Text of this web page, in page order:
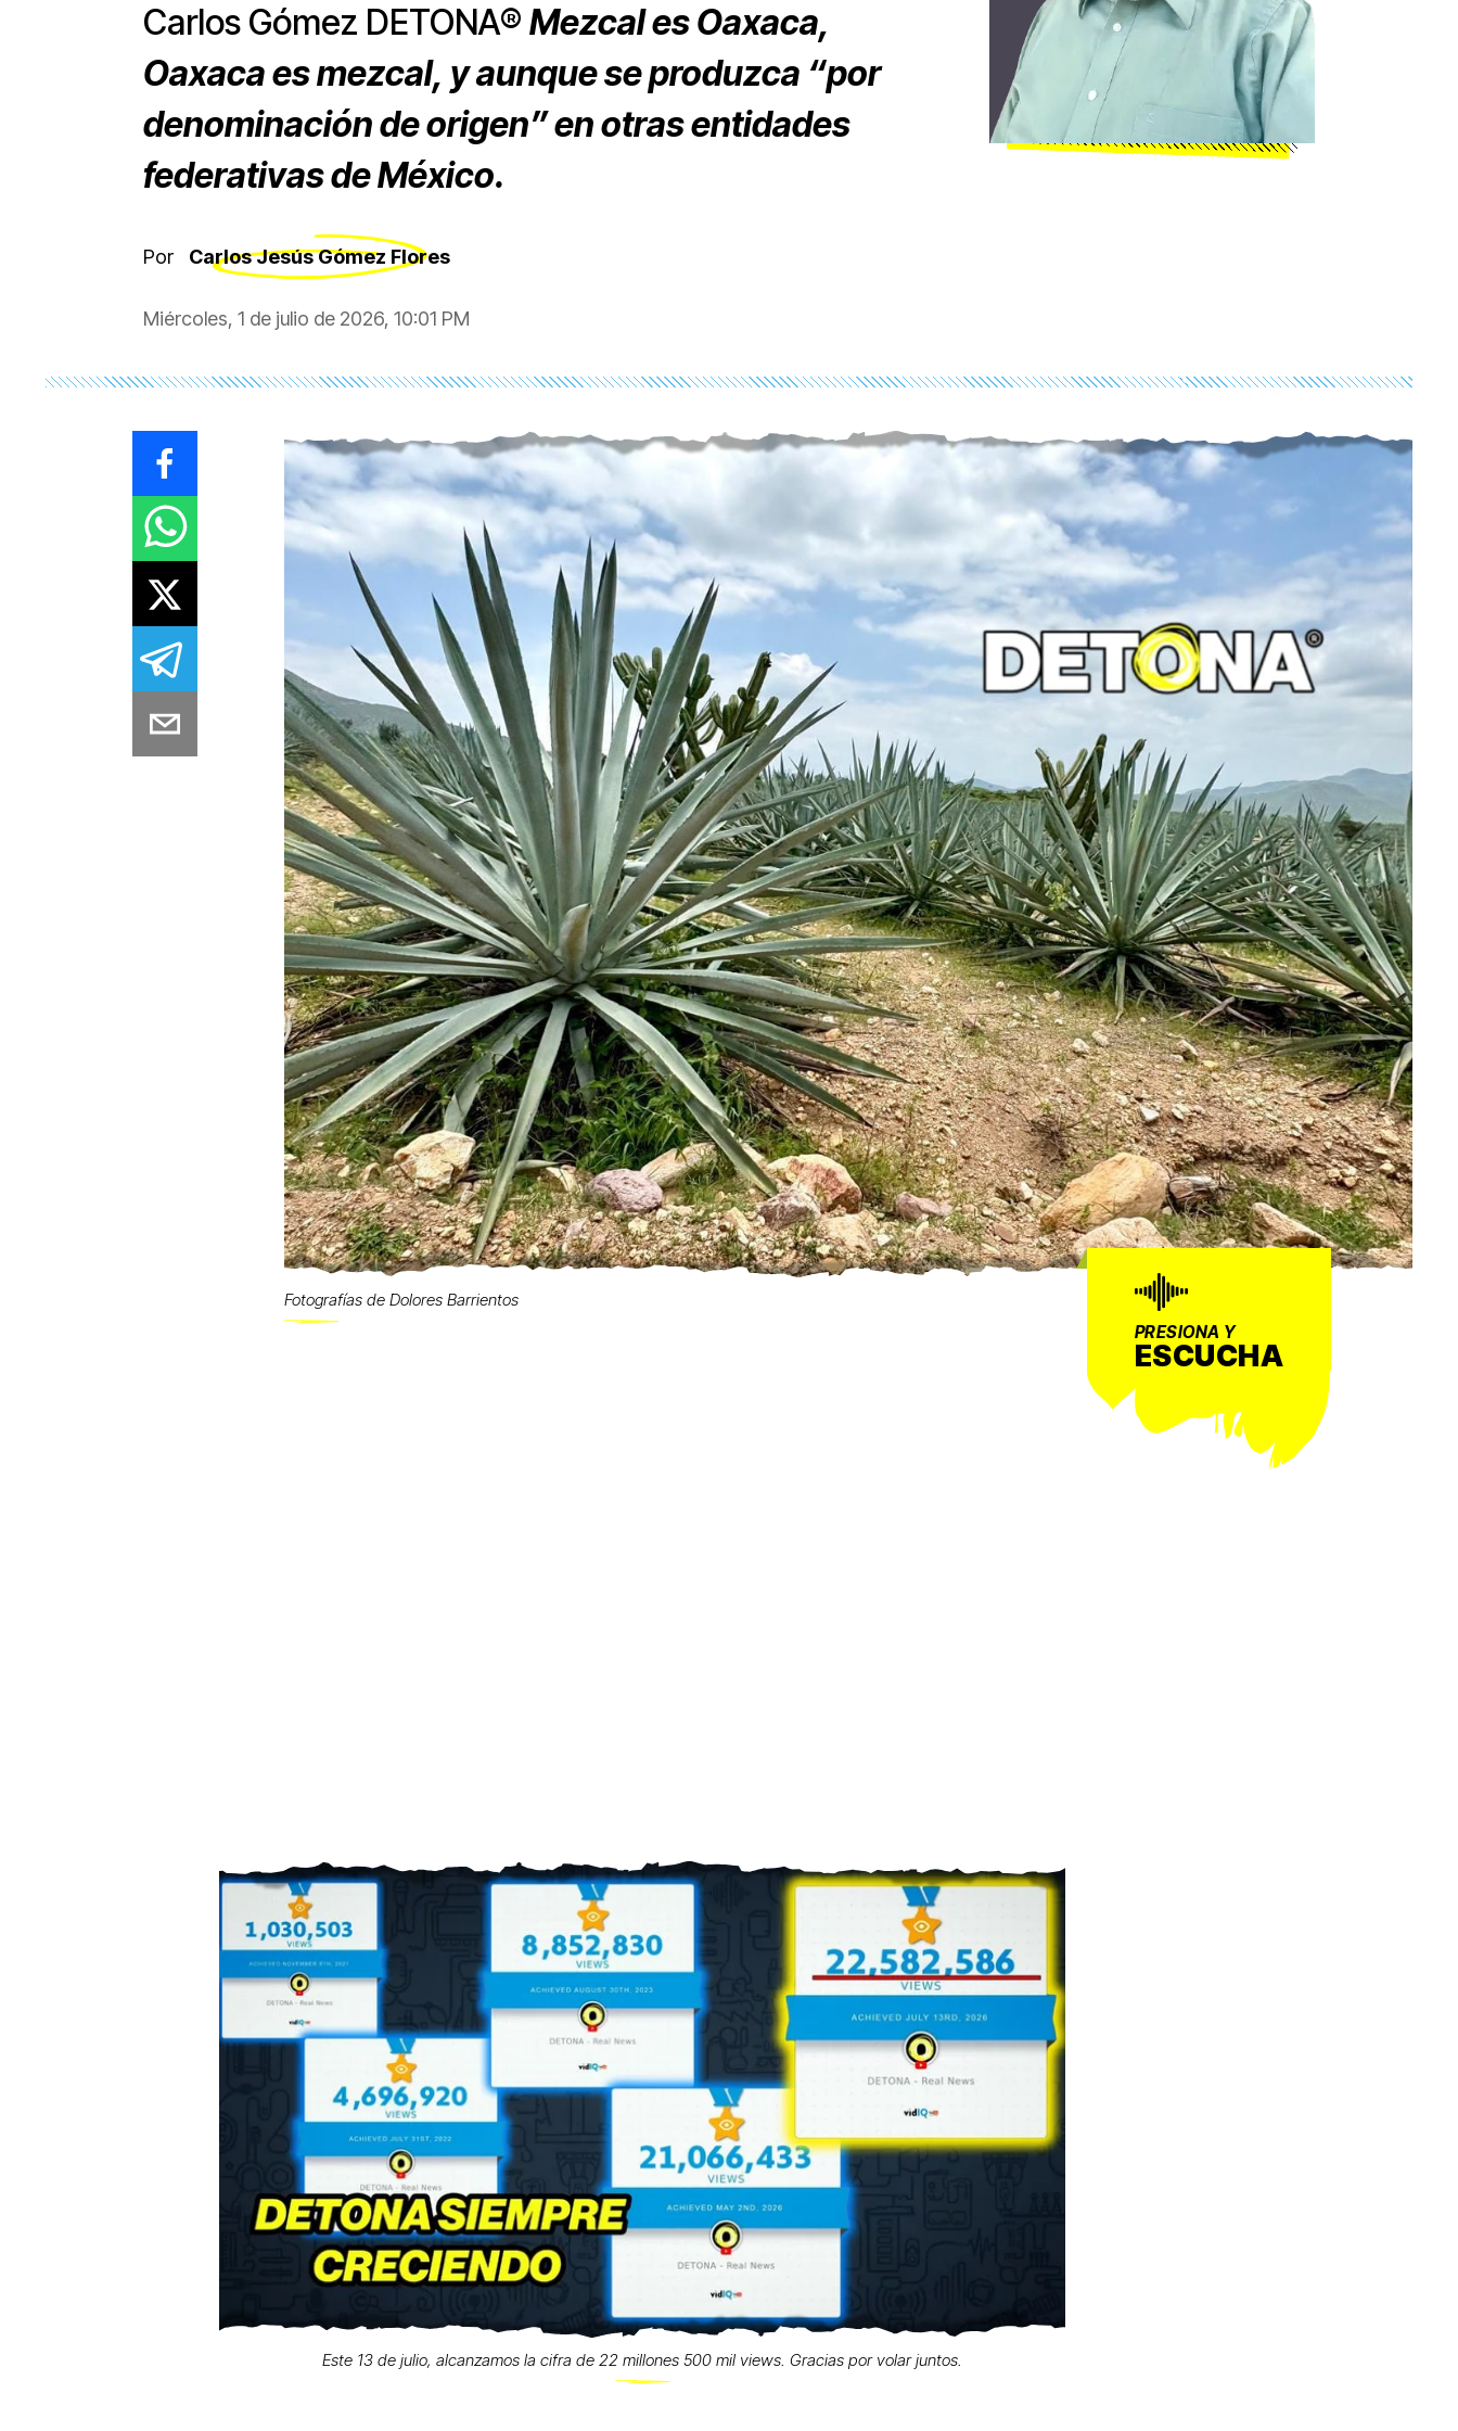
Carlos Gómez DETONA® Mezcal es Oaxaca,
Oaxaca es mezcal, y aunque se produzca “por
denominación de origen” en otras entidades
federativas de México.
Por Carlos Jesús Gómez Flores
Miércoles, 1 de julio de 2026, 10:01 PM
Fotografías de Dolores Barrientos
PRESIONA Y
ESCUCHA
Este 13 de julio, alcanzamos la cifra de 22 millones 500 mil views. Gracias por volar juntos.